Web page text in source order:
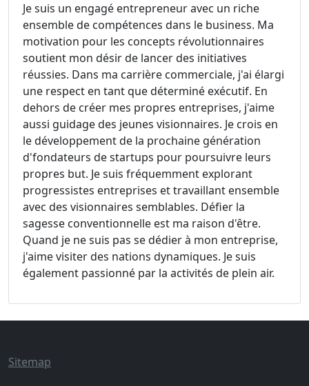
Je suis un engagé entrepreneur avec un riche
ensemble de compétences dans le business. Ma
motivation pour les concepts révolutionnaires
soutient mon désir de lancer des initiatives
réussies. Dans ma carrière commerciale, j'ai élargi
une respect en tant que déterminé exécutif. En
dehors de créer mes propres entreprises, j'aime
aussi guidage des jeunes visionnaires. Je crois en
le développement de la prochaine génération
d'fondateurs de startups pour poursuivre leurs
propres but. Je suis fréquemment explorant
progressistes entreprises et travaillant ensemble
avec des visionnaires semblables. Défier la
sagesse conventionnelle est ma raison d'être.
Quand je ne suis pas se dédier à mon entreprise,
j'aime visiter des nations dynamiques. Je suis
également passionné par la activités de plein air.
Sitemap